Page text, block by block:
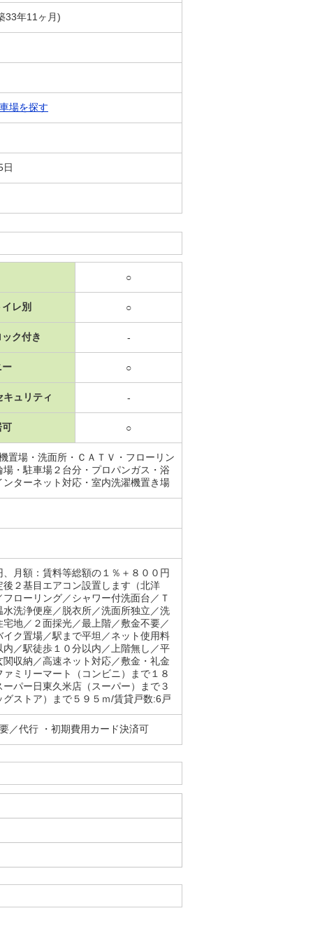
33年11ヶ月)
場を探す
日
○
レ別 ○
ク付き -
ー ○
キュリティ -
可 ○
置場・洗面所・ＣＡＴＶ・フローリン
・駐車場２台分・プロパンガス・浴
ターネット対応・室内洗濯機置き場
月額：賃料等総額の１％＋８００円
２基目エアコン設置します（北洋
ローリング／シャワー付洗面台／Ｔ
洗浄便座／脱衣所／洗面所独立／洗
地／２面採光／最上階／敷金不要／
ク置場／駅まで平坦／ネット使用料
／駅徒歩１０分以内／上階無し／平
収納／高速ネット対応／敷金・礼金
ミリーマート（コンビニ）まで１８
パー日東久米店（スーパー）まで３
ストア）まで５９５ｍ/賃貸戸数:6戸
／代行 ・初期費用カード決済可